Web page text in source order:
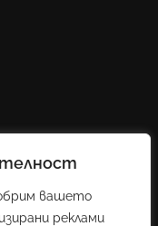
вашето
реклами